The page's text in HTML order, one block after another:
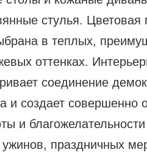
стулья. Цветовая
в теплых,
оттенках.
соединение
и создает совершенно
и
праздничных